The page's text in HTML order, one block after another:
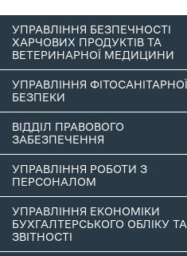
УПРАВЛІННЯ БЕЗПЕЧНОСТІ
ХАРЧОВИХ ПРОДУКТІВ ТА
ВЕТЕРИНАРНОЇ МЕДИЦИНИ
УПРАВЛІННЯ ФІТОСАНІТАРНОЇ
БЕЗПЕКИ
ВІДДІЛ ПРАВОВОГО
ЗАБЕЗПЕЧЕННЯ
УПРАВЛІННЯ РОБОТИ З
ПЕРСОНАЛОМ
УПРАВЛІННЯ ЕКОНОМІКИ
БУХГАЛТЕРСЬКОГО ОБЛІКУ ТА
ЗВІТНОСТІ